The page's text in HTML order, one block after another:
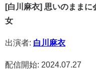
[白川麻衣] 思いのままに
女
出演者: 白川麻衣
配信開始: 2024.07.27